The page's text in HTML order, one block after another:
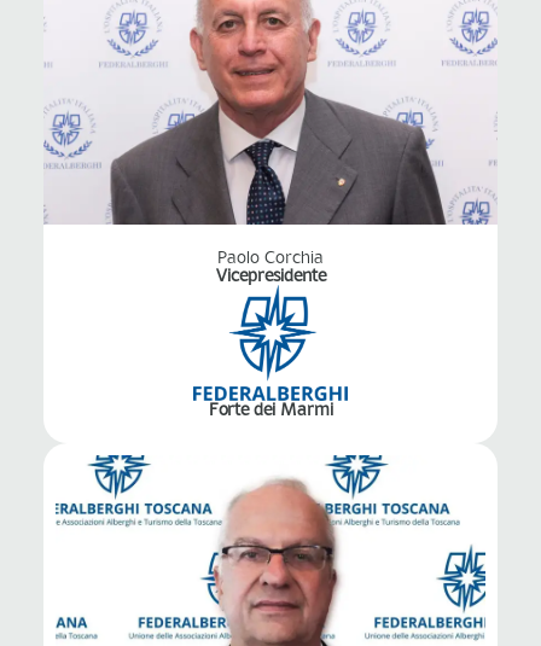
Paolo Corchia
Vicepresidente
Forte dei Marmi